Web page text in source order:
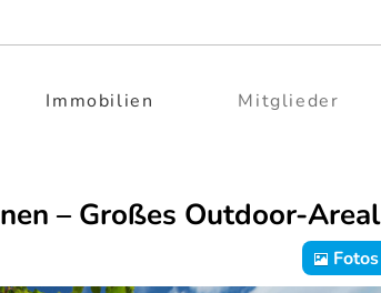
Immobilien Mitglieder
– Großes Outdoor-Areal
Fotos